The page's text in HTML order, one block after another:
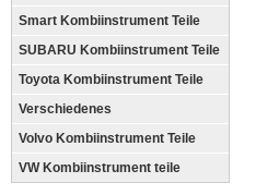
Smart Kombiinstrument Teile
SUBARU Kombiinstrument Teile
Toyota Kombiinstrument Teile
Verschiedenes
Volvo Kombiinstrument Teile
VW Kombiinstrument teile